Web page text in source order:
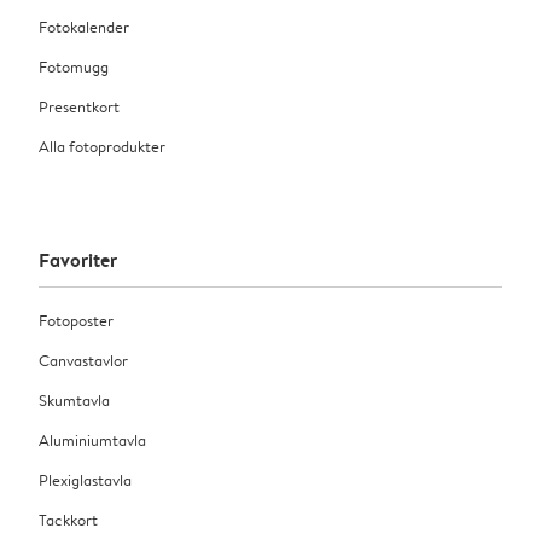
Fotokalender
Fotomugg
Presentkort
Alla fotoprodukter
Favoriter
Fotoposter
Canvastavlor
Skumtavla
Aluminiumtavla
Plexiglastavla
Tackkort